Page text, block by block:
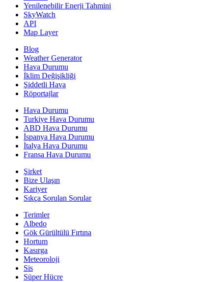
Yenilenebilir Enerji Tahmini
SkyWatch
API
Map Layer
Blog
Weather Generator
Hava Durumu
İklim Değişikliği
Şiddetli Hava
Röportajlar
Hava Durumu
Turkiye Hava Durumu
ABD Hava Durumu
İspanya Hava Durumu
İtalya Hava Durumu
Fransa Hava Durumu
Şirket
Bize Ulaşın
Kariyer
Sıkça Sorulan Sorular
Terimler
Albedo
Gök Gürültülü Fırtına
Hortum
Kasırga
Meteoroloji
Sis
Süper Hücre